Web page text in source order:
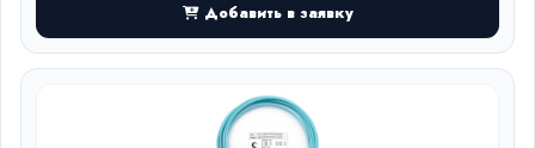
Добавить в заявку